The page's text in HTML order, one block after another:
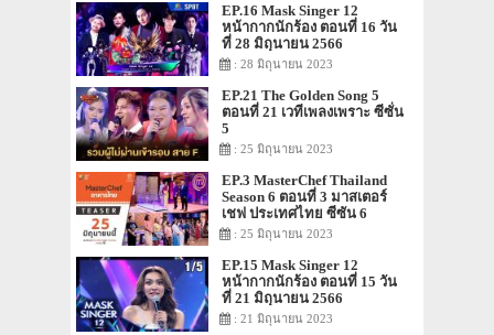
EP.16 Mask Singer 12
หน้ากากนักร้อง ตอนที่ 16 วัน
ที่ 28 มิถุนายน 2566
: 28 มิถุนายน 2023
EP.21 The Golden Song 5
ตอนที่ 21 เวทีเพลงเพราะ ซีซั่น
5
: 25 มิถุนายน 2023
EP.3 MasterChef Thailand
Season 6 ตอนที่ 3 มาสเตอร์
เชฟ ประเทศไทย ซีซัน 6
: 25 มิถุนายน 2023
EP.15 Mask Singer 12
หน้ากากนักร้อง ตอนที่ 15 วัน
ที่ 21 มิถุนายน 2566
: 21 มิถุนายน 2023